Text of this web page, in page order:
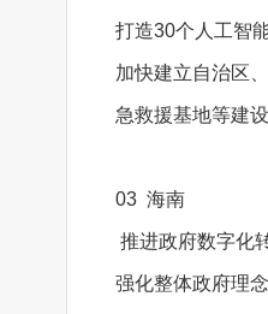
打造30个人工智
加快建立自治区
急救援基地等建
03 海南
推进政府数字化
强化整体政府理